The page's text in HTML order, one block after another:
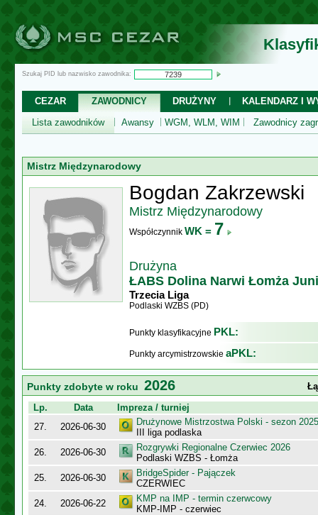
Szukaj PID lub nazwisko zawodnika:
CEZAR ZAWODNICY DRUŻYNY
KALENDARZ I
Lista zawodników
Awansy WGM, WLM, WIM Zawodnicy
Mistrz Międzynarodowy
Bogdan Zakrzewski
Mistrz Międzynarodowy
Współczynnik WK = 7
Drużyna
ŁABS Dolina Narwi Łomża
Trzecia Liga
Podlaski WZBS (PD)
Punkty klasyfikacyjne PKL:
Punkty arcymistrzowskie aPKL:
Punkty zdobyte w roku 2026
Lp.
Data
Impreza / turniej
27.
2026-06-30
Drużynowe Mistrzostwa Polski - sezon
III liga podlaska
26.
2026-06-30
Rozgrywki Regionalne Czerwiec 2026
Podlaski WZBS - Łomża
25.
2026-06-30
BridgeSpider - Pajączek
CZERWIEC
24.
2026-06-22
KMP na IMP - termin czerwcowy
KMP-IMP - czerwiec